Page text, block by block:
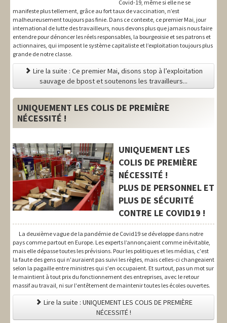
Covid-19, même si elle ne se
manifeste plus tellement, grâce au fort taux de vaccination, n’est
malheureusement toujours pas finie. Dans ce contexte, ce premier Mai, jour
international de lutte des travailleurs, nous devons plus que jamais nous faire
entendre pour dénoncer les réels responsables, la bourgeoisie et ses patrons et
actionnaires, qui imposent le système capitaliste et l’exploitation toujours plus
grande de notre classe.
Lire la suite : Ce premier Mai, disons stop à l’exploitation
sauvage de bpost et soutenons les travailleurs...
UNIQUEMENT LES COLIS DE PREMIÈRE
NÉCESSITÉ !
UNIQUEMENT LES
COLIS DE PREMIÈRE
NÉCESSITÉ !
PLUS DE PERSONNEL ET
PLUS DE SÉCURITÉ
CONTRE LE COVID19 !
La deuxième vague de la pandémie de Covid19 se développe dans notre
pays comme partout en Europe. Les experts l’annonçaient comme inévitable,
mais elle dépasse toutes les prévisions. Pour les politiques et les médias, c'est
la faute des gens qui n'auraient pas suivi les règles, mais celles-ci changeaient
selon la pagaille entre ministres qui s'en occupaient. Et surtout, pas un mot sur
le maintient à tout prix du fonctionnement des entreprises, avec le retour
massif au travail, ni sur l'entêtement de maintenir toutes les écoles ouvertes.
Lire la suite : UNIQUEMENT LES COLIS DE PREMIÈRE
NÉCESSITÉ !